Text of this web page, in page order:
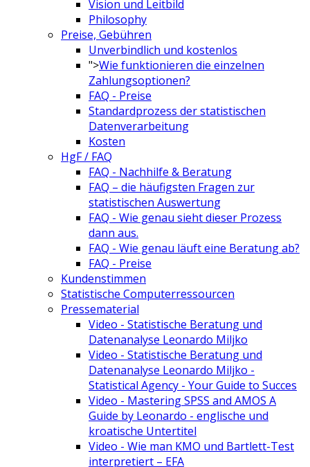
Vision und Leitbild
Philosophy
Preise, Gebühren
Unverbindlich und kostenlos
">Wie funktionieren die einzelnen
Zahlungsoptionen?
FAQ - Preise
Standardprozess der statistischen
Datenverarbeitung
Kosten
HgF / FAQ
FAQ - Nachhilfe & Beratung
FAQ – die häufigsten Fragen zur
statistischen Auswertung
FAQ - Wie genau sieht dieser Prozess
dann aus.
FAQ - Wie genau läuft eine Beratung ab?
FAQ - Preise
Kundenstimmen
Statistische Computerressourcen
Pressematerial
Video - Statistische Beratung und
Datenanalyse Leonardo Miljko
Video - Statistische Beratung und
Datenanalyse Leonardo Miljko -
Statistical Agency - Your Guide to Succes
Video - Mastering SPSS and AMOS A
Guide by Leonardo - englische und
kroatische Untertitel
Video - Wie man KMO und Bartlett-Test
interpretiert – EFA